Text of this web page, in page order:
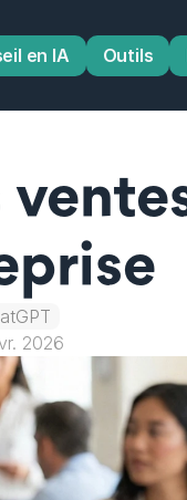
en IA Outils
2026